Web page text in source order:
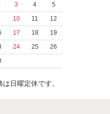
3 4
5
10 11
12
17 18
19
24 25
26
日曜定休です。